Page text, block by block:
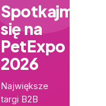
Spotkajmy
się na
PetExpo
2026
Największe
targi B2B